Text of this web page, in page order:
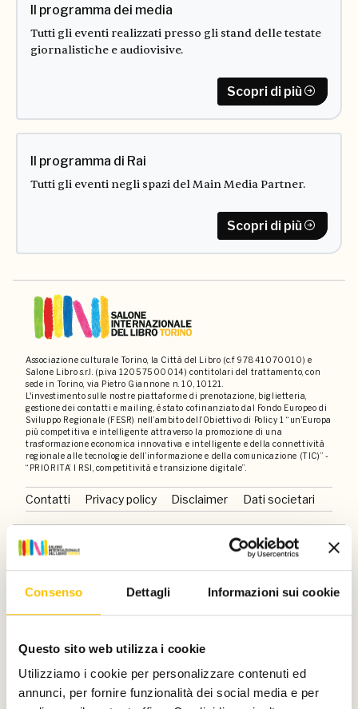
Consenso Dettagli Informazioni sui cookie
Questo sito web utilizza i cookie
Utilizziamo i cookie per personalizzare contenuti ed
annunci, per fornire funzionalità dei social media e per
Il programma dei media
Tutti gli eventi realizzati presso gli stand delle testate
giornalistiche e audiovisive.
Scopri di più
Il programma di Rai
Tutti gli eventi negli spazi del Main Media Partner.
Scopri di più
Associazione culturale Torino, la Città del Libro (c.f 97841070010) e
Salone Libro s.r.l. (p.iva 12057500014) contitolari del trattamento, con
sede in Torino, via Pietro Giannone n. 10, 10121.
L'investimento sulle nostre piattaforme di prenotazione, biglietteria,
gestione dei contatti e mailing, è stato cofinanziato dal Fondo Europeo di
Sviluppo Regionale (FESR) nell’ambito dell’Obiettivo di Policy 1 “un’Europa
più competitiva e intelligente attraverso la promozione di una
trasformazione economica innovativa e intelligente e della connettività
regionale alle tecnologie dell’informazione e della comunicazione (TIC)” -
“PRIORITA’ I RSI, competitività e transizione digitale”.
Contatti Privacy policy Disclaimer Dati societari
Un progetto di